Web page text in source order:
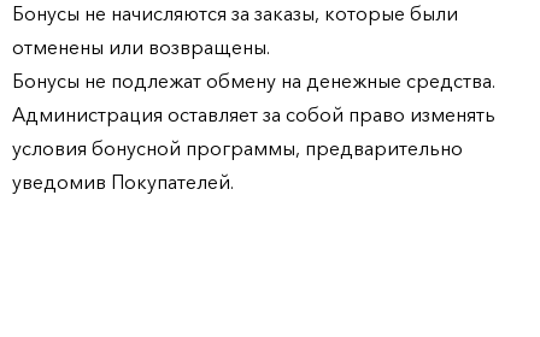
Бонусы не начисляются за заказы, которые были
отменены или возвращены.
Бонусы не подлежат обмену на денежные средства.
Администрация оставляет за собой право изменять
условия бонусной программы, предварительно
уведомив Покупателей.